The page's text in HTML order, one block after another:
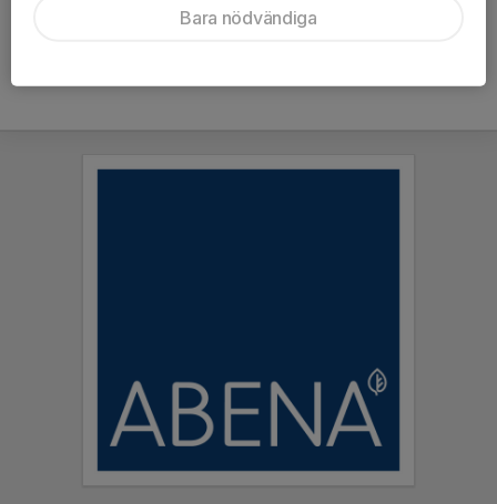
Bara nödvändiga